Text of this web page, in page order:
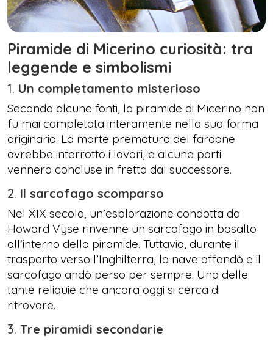
Piramide di Micerino curiosità: tra
leggende e simbolismi
1. Un completamento misterioso
Secondo alcune fonti, la piramide di Micerino non
fu mai completata interamente nella sua forma
originaria. La morte prematura del faraone
avrebbe interrotto i lavori, e alcune parti
vennero concluse in fretta dal successore.
2. Il sarcofago scomparso
Nel XIX secolo, un’esplorazione condotta da
Howard Vyse rinvenne un sarcofago in basalto
all’interno della piramide. Tuttavia, durante il
trasporto verso l’Inghilterra, la nave affondò e il
sarcofago andò perso per sempre. Una delle
tante reliquie che ancora oggi si cerca di
ritrovare.
3. Tre piramidi secondarie